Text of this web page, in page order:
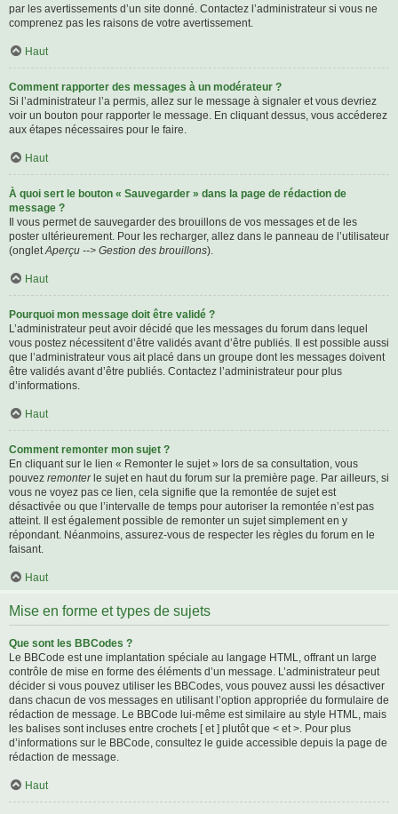
par les avertissements d’un site donné. Contactez l’administrateur si vous ne
comprenez pas les raisons de votre avertissement.
Haut
Comment rapporter des messages à un modérateur ?
Si l’administrateur l’a permis, allez sur le message à signaler et vous devriez
voir un bouton pour rapporter le message. En cliquant dessus, vous accéderez
aux étapes nécessaires pour le faire.
Haut
À quoi sert le bouton « Sauvegarder » dans la page de rédaction de
message ?
Il vous permet de sauvegarder des brouillons de vos messages et de les
poster ultérieurement. Pour les recharger, allez dans le panneau de l’utilisateur
(ongletAperçu --> Gestion des brouillons).
Haut
Pourquoi mon message doit être validé ?
L’administrateur peut avoir décidé que les messages du forum dans lequel
vous postez nécessitent d’être validés avant d’être publiés. Il est possible aussi
que l’administrateur vous ait placé dans un groupe dont les messages doivent
être validés avant d’être publiés. Contactez l’administrateur pour plus
d’informations.
Haut
Comment remonter mon sujet ?
En cliquant sur le lien « Remonter le sujet » lors de sa consultation, vous
pouvez remonterle sujet en haut du forum sur la première page. Par ailleurs, si
vous ne voyez pas ce lien, cela signifie que la remontée de sujet est
désactivée ou que l’intervalle de temps pour autoriser la remontée n’est pas
atteint. Il est également possible de remonter un sujet simplement en y
répondant. Néanmoins, assurez-vous de respecter les règles du forum en le
faisant.
Haut
Mise en forme et types de sujets
Que sont les BBCodes ?
Le BBCode est une implantation spéciale au langage HTML, offrant un large
contrôle de mise en forme des éléments d’un message. L’administrateur peut
décider si vous pouvez utiliser les BBCodes, vous pouvez aussi les désactiver
dans chacun de vos messages en utilisant l’option appropriée du formulaire de
rédaction de message. Le BBCode lui-même est similaire au style HTML, mais
les balises sont incluses entre crochets [ et ] plutôt que < et >. Pour plus
d’informations sur le BBCode, consultez le guide accessible depuis la page de
rédaction de message.
Haut